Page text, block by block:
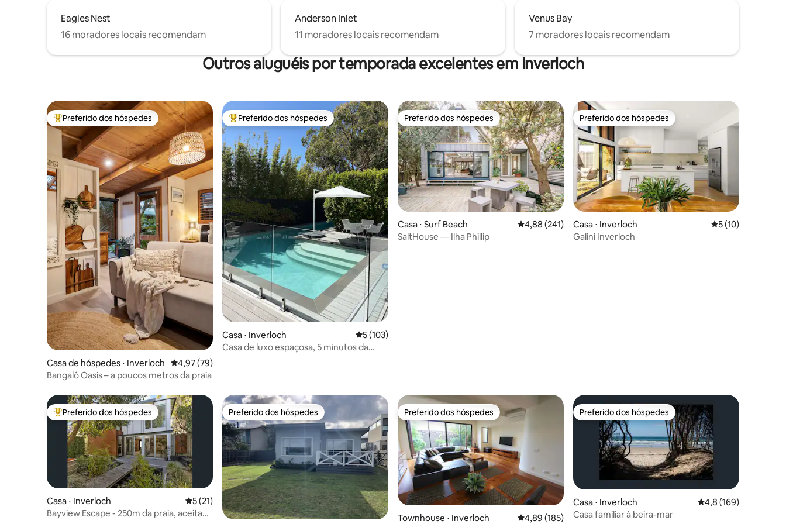
Eagles Nest
16 moradores locais recomendam
Anderson Inlet
11 moradores locais recomendam
Venus Bay
7 moradores locais recomendam
Outros aluguéis por temporada excelentes em Inverloch
Entre os melhores preferidos dos hóspedes
Preferido dos hóspedes
Casa de hóspedes ⋅ Inverloch 4,97 de uma avaliação média de 5, 79 avaliações
4,97 (79)
Bangalô Oasis – a poucos metros da praia
Entre os melhores preferidos dos hóspedes
Preferido dos hóspedes
Casa ⋅ Inverloch 5 de uma avaliação média de 5, 103 avaliações
5 (103)
Casa de luxo espaçosa, 5 minutos da
Preferido dos hóspedes
Preferido dos hóspedes
Casa ⋅ Surf Beach 4,88 de uma avaliação média de 5, 241 avaliações
4,88 (241)
SaltHouse — Ilha Phillip
Preferido dos hóspedes
Preferido dos hóspedes
Casa ⋅ Inverloch 5 de uma
5 (10)
Galini Inverloch
Entre os melhores preferidos dos hóspedes
Preferido dos hóspedes
Casa ⋅ Inverloch 5 de uma avaliação média de 5, 21 avaliações
5 (21)
Bayview Escape - 250m da praia, aceita
Preferido dos hóspedes
Preferido dos hóspedes Preferido dos hóspedes
Preferido dos hóspedes
Townhouse ⋅ Inverloch 4,89 de uma avaliação média de 5, 185 avaliações
4,89 (185)
Preferido dos hóspedes
Preferido dos hóspedes
Casa ⋅ Inverloch 4,8 de uma avaliação
4,8 (169)
Casa familiar à beira-mar